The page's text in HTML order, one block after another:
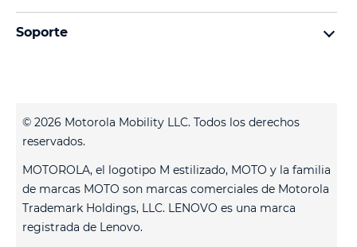
Aviso de Privacidad de Producto
Aviso de Privacidad Web
Familia moto e
Soporte
Contáctanos
Estatus de tu reparación
© 2026 Motorola Mobility LLC. Todos los derechos
reservados.
MOTOROLA, el logotipo M estilizado, MOTO y la familia
de marcas MOTO son marcas comerciales de Motorola
Trademark Holdings, LLC. LENOVO es una marca
registrada de Lenovo.